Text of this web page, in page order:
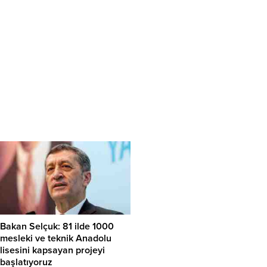
Bakan Selçuk: 81 ilde 1000
mesleki ve teknik Anadolu
lisesini kapsayan projeyi
başlatıyoruz